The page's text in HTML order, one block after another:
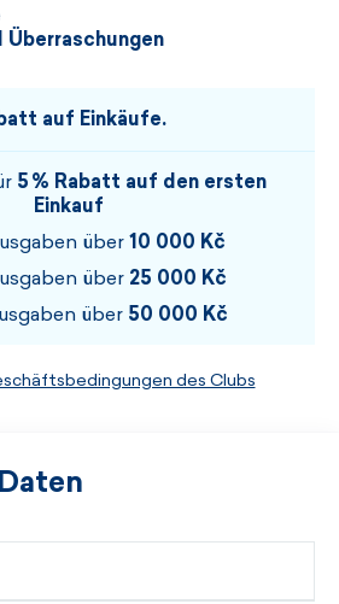
auf Einkäufe.
5 % Rabatt auf den ersten
Einkauf
über 10 000 Kč
über 25 000 Kč
über 50 000 Kč
des Clubs